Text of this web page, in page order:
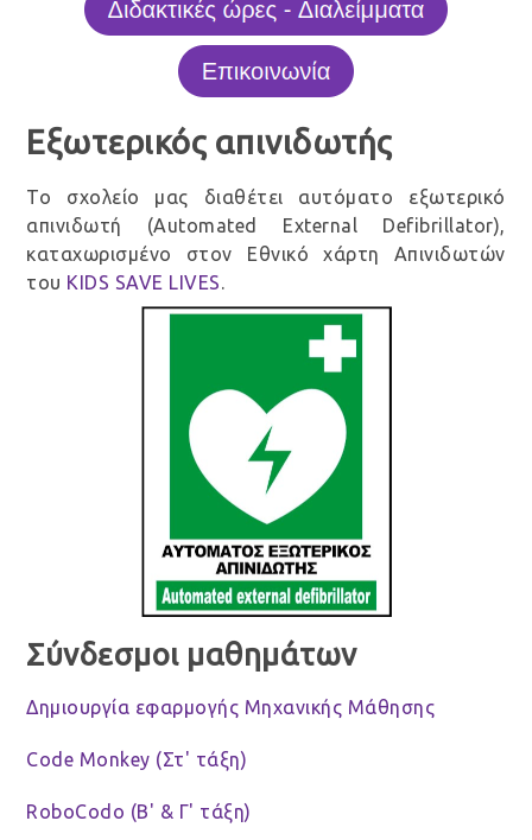
Εξωτερικός απινιδωτής
Το σχολείο μας διαθέτει αυτόματο εξωτερικό
απινιδωτή (Automated External Defibrillator),
καταχωρισμένο στον Εθνικό χάρτη Απινιδωτών
του KIDS SAVE LIVES.
Σύνδεσμοι μαθημάτων
Δημιουργία εφαρμογής Μηχανικής Μάθησης
Code Monkey (Στ' τάξη)
RoboCodo (Β' & Γ' τάξη)